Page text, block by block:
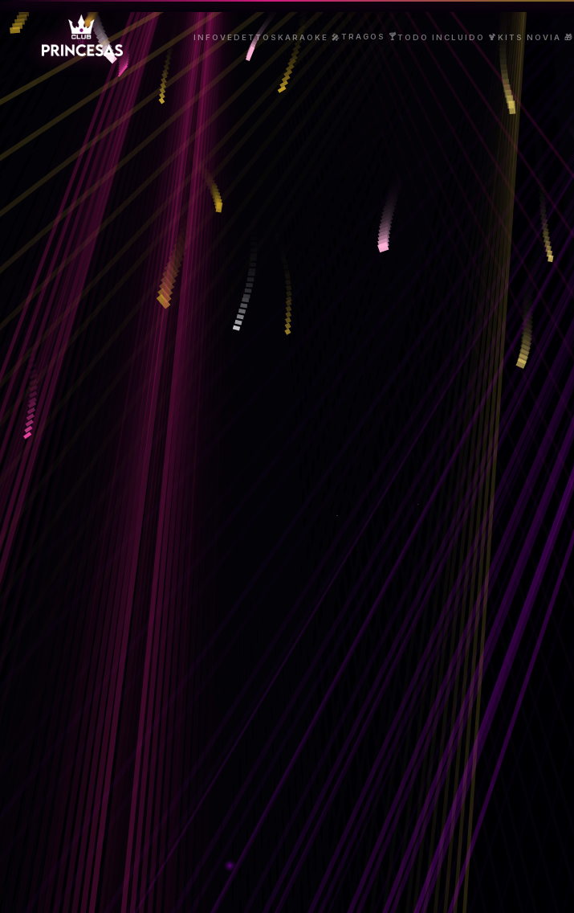
INFOVEDETTOS KARAOKE 🎤TRAGOS 🍸TODO INCLUIDO 🍹 KITS NOVIA 🎁